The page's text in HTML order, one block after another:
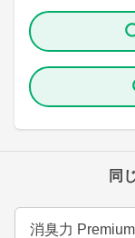
同
消臭力